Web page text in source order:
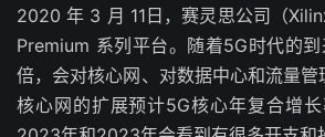
2020 年 3 月 11日，赛灵思公司（
Premium 系列平台。随着5G时代的到
倍，会对核心网、对数据中心和流量管
核心网的扩展预计5G核心年复合增